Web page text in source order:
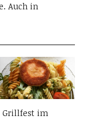
Auch in
Grillfest im